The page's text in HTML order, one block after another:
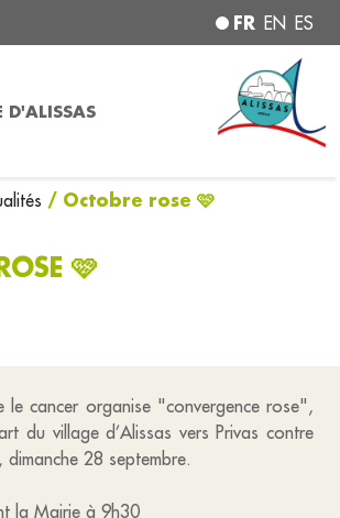
FR EN ES
D'ALISSAS
/ Octobre rose 🩷
🩷
le cancer organise "convergence rose",
du village d’Alissas vers Privas contre
dimanche 28 septembre.
la Mairie à 9h30